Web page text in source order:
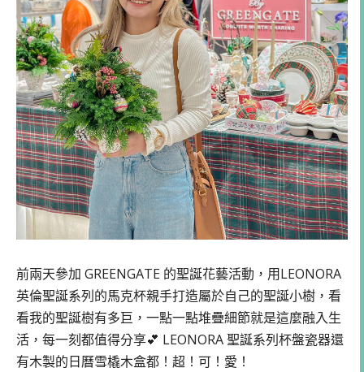
前兩天參加 GREENGATE 的聖誕花藝活動，用LEONORA
英倫聖誕系列的馬克杯親手打造屬於自己的聖誕小樹，看
看我的聖誕樹有多巨，一點一點堆疊細節就是這麼融入生
活，每一刻都值得分享💕 LEONORA 聖誕系列杯盤瓷器還
有木製的日曆雪橇木盒都！超！可！愛！